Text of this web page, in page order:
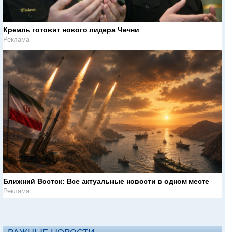
Кремль готовит нового лидера Чечни
Реклама
Ближний Восток: Все актуальные новости в одном месте
Реклама